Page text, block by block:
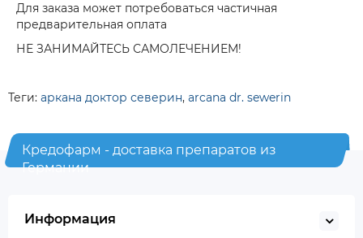
Для заказа может потребоваться частичная
предварительная оплата
НЕ ЗАНИМАЙТЕСЬ САМОЛЕЧЕНИЕМ!
Теги: аркана доктор северин, arcana dr. sewerin
Кредофарм - доставка препаратов из
Германии
Информация